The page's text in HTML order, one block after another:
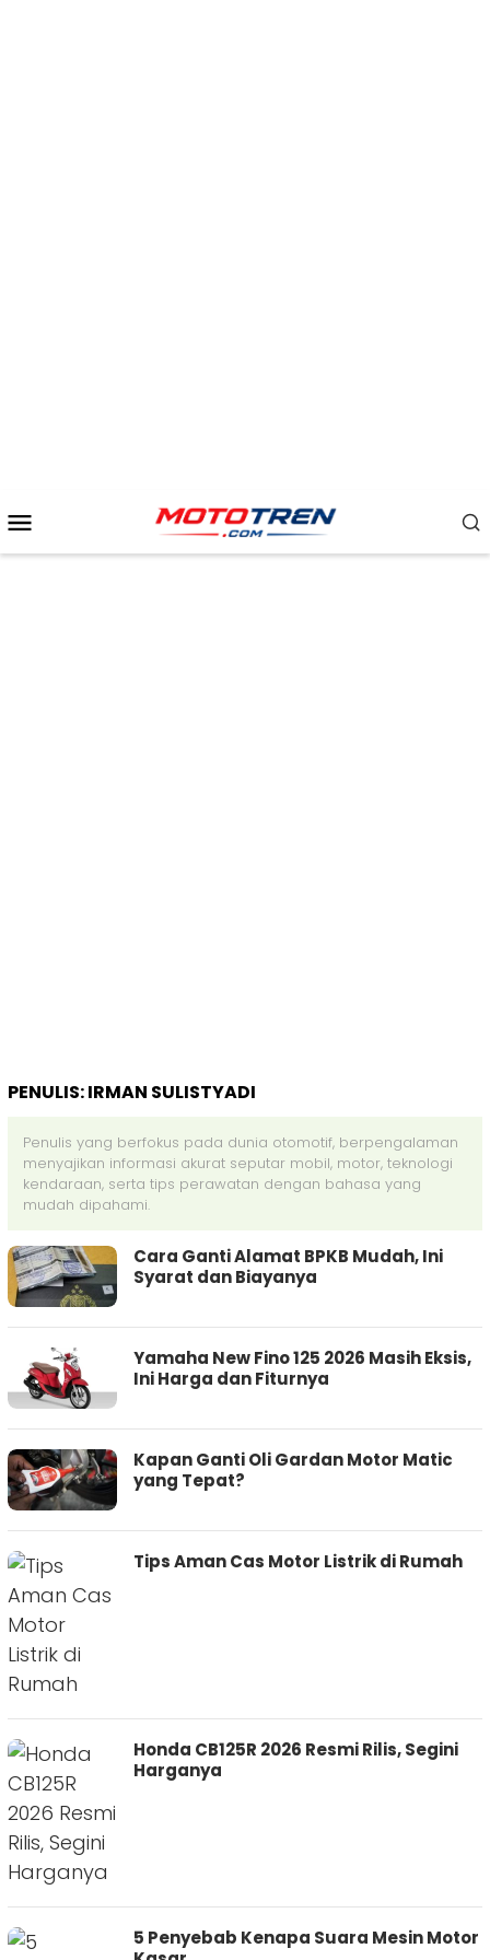
Mobile
PENULIS:IRMAN SULISTYADI
Penulis yang berfokus pada dunia otomotif, berpengalaman
menyajikan informasi akurat seputar mobil, motor, teknologi
kendaraan, serta tips perawatan dengan bahasa yang
mudah dipahami.
Cara Ganti Alamat BPKB Mudah, Ini
Syarat dan Biayanya
Yamaha New Fino 125 2026 Masih Eksis,
Ini Harga dan Fiturnya
Kapan Ganti Oli Gardan Motor Matic
yang Tepat?
Tips Aman Cas Motor Listrik di Rumah
Honda CB125R 2026 Resmi Rilis, Segini
Harganya
5 Penyebab Kenapa Suara Mesin Motor